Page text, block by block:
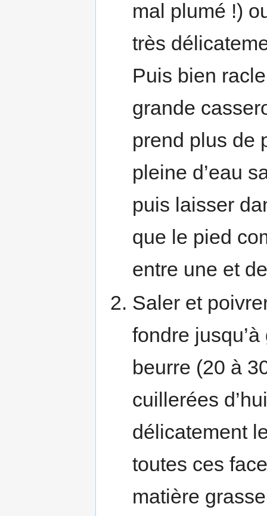
mal plumé !)
très
Puis bien
grande
prend plus de
pleine d’eau
puis laisser
que le pied
entre une et
Saler et
fondre
beurre (20 à
cuillerées
délicatement
toutes ces
matière